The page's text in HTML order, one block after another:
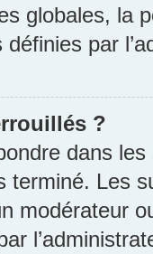
globales, la
par
?
dans
terminé. Les
modérateur